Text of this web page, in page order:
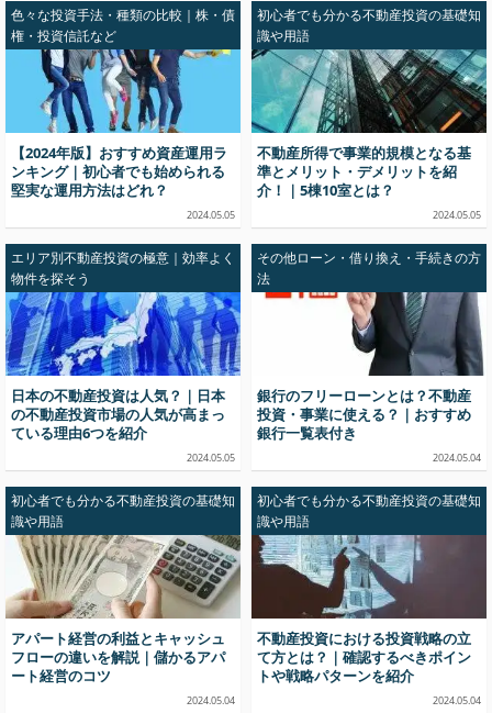
色々な投資手法・種類の比較｜株・債
権・投資信託など
【2024年版】おすすめ資産運用ラ
ンキング｜初心者でも始められる
堅実な運用方法はどれ？
2024.05.05
初心者でも分かる不動産投資の基礎知
識や用語
不動産所得で事業的規模となる基
準とメリット・デメリットを紹
介！｜5棟10室とは？
2024.05.05
エリア別不動産投資の極意｜効率よく
物件を探そう
日本の不動産投資は人気？｜日本
の不動産投資市場の人気が高まっ
ている理由6つを紹介
2024.05.05
その他ローン・借り換え・手続きの方
法
銀行のフリーローンとは？不動産
投資・事業に使える？｜おすすめ
銀行一覧表付き
2024.05.04
初心者でも分かる不動産投資の基礎知
識や用語
アパート経営の利益とキャッシュ
フローの違いを解説｜儲かるアパ
ート経営のコツ
2024.05.04
初心者でも分かる不動産投資の基礎知
識や用語
不動産投資における投資戦略の立
て方とは？｜確認するべきポイン
トや戦略パターンを紹介
2024.05.04